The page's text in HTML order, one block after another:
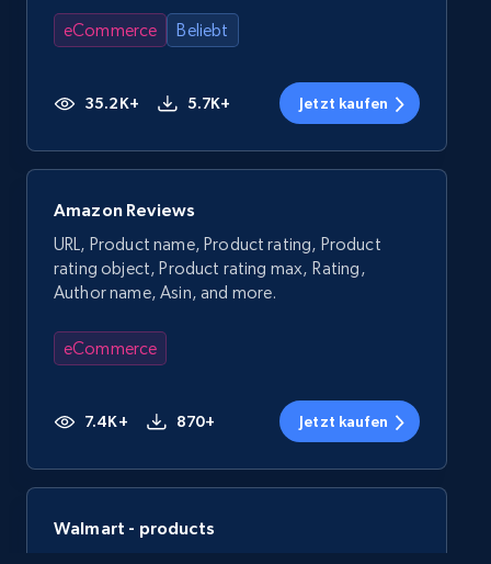
eCommerce Beliebt
35.2K+ 5.7K+ Jetzt kaufen
Amazon Reviews
URL, Product name, Product rating, Product
rating object, Product rating max, Rating,
Author name, Asin, and more.
eCommerce
7.4K+ 870+ Jetzt kaufen
Walmart - products